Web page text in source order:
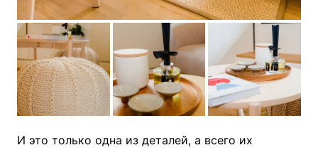
И это только одна из деталей, а всего их